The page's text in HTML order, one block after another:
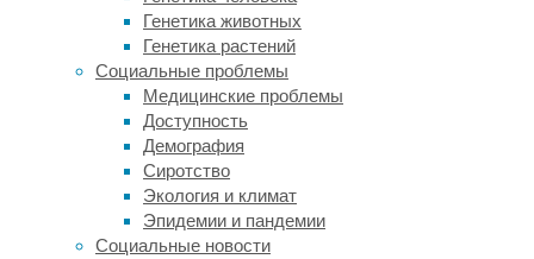
Генетика животных
Генетика растений
Социальные проблемы
Медицинские проблемы
Доступность
Демография
Сиротство
Экология и климат
Эпидемии и пандемии
Социальные новости
одна
из
причин,
по
которым
они
когда-
то
начали
встречаться.